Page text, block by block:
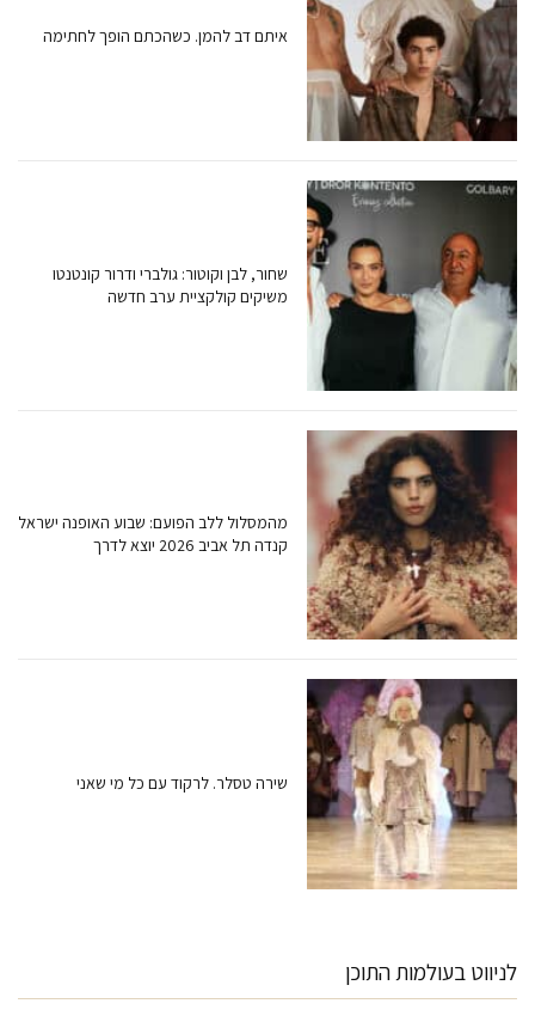
איתם דב להמן. כשהכתם הופך לחתימה
שחור, לבן וקוטור: גולברי ודרור קונטנטו
משיקים קולקציית ערב חדשה
מהמסלול ללב הפועם: שבוע האופנה ישראל
קנדה תל אביב 2026 יוצא לדרך
שירה טסלר. לרקוד עם כל מי שאני
לניווט בעולמות התוכן